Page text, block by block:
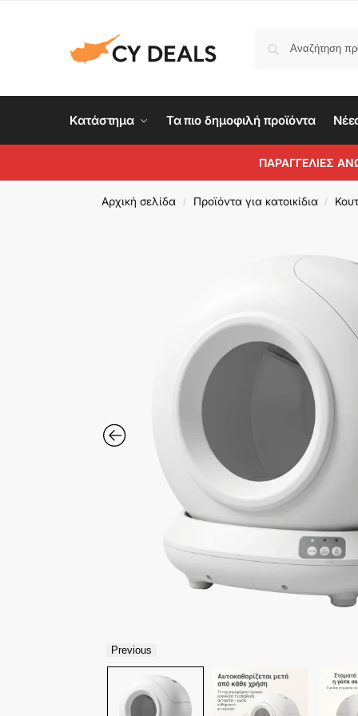
Κατάστημα Τα πιο δημοφιλή προϊόντα
ΠΑΡΑΓΓΕΛΙΕΣ
Αρχική σελίδα / Προϊόντα για κατοικίδια /
Previous